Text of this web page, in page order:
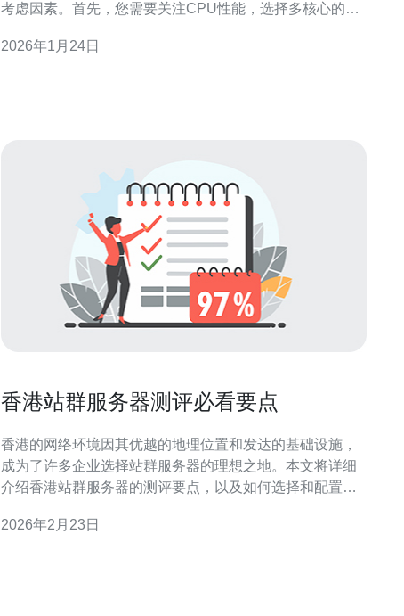
考虑因素。首先，您需要关注CPU性能，选择多核心的处
键，应根据您的需求选择适当大小的内存，以确保服务器
2026年1月24日
香港站群服务器测评必看要点
香港的网络环境因其优越的地理位置和发达的基础设施，
成为了许多企业选择站群服务器的理想之地。本文将详细
介绍香港站群服务器的测评要点，以及如何选择和配置适
站群服务器。简单来说，站群服务器是指一台服务器上承
2026年2月23日